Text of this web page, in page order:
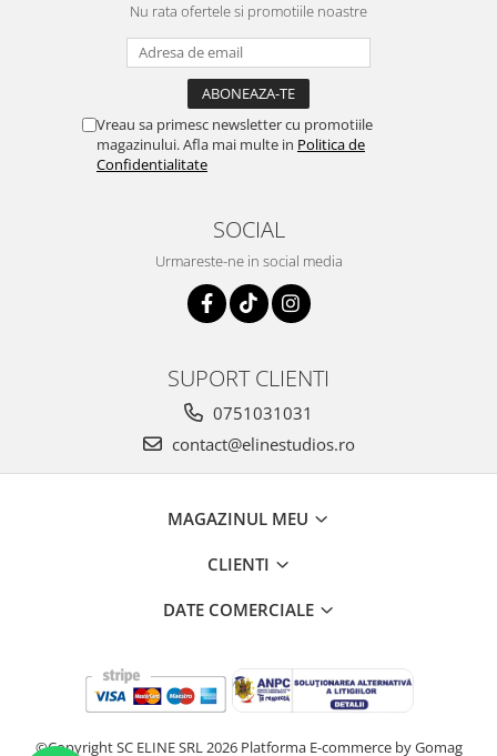
Nu rata ofertele si promotiile noastre
Vreau sa primesc newsletter cu promotiile
magazinului. Afla mai multe in Politica de
Confidentialitate
SOCIAL
Urmareste-ne in social media
SUPORT CLIENTI
0751031031
contact@elinestudios.ro
MAGAZINUL MEU
CLIENTI
DATE COMERCIALE
©Copyright SC ELINE SRL 2026 Platforma E-commerce by Gomag